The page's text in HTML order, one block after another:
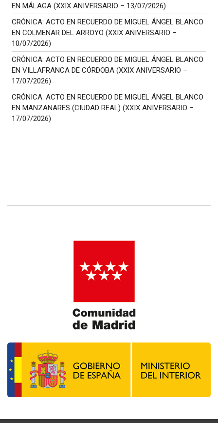
EN MÁLAGA (XXIX ANIVERSARIO – 13/07/2026)
CRÓNICA: ACTO EN RECUERDO DE MIGUEL ÁNGEL BLANCO
EN COLMENAR DEL ARROYO (XXIX ANIVERSARIO –
10/07/2026)
CRÓNICA: ACTO EN RECUERDO DE MIGUEL ÁNGEL BLANCO
EN VILLAFRANCA DE CÓRDOBA (XXIX ANIVERSARIO –
17/07/2026)
CRÓNICA: ACTO EN RECUERDO DE MIGUEL ÁNGEL BLANCO
EN MANZANARES (CIUDAD REAL) (XXIX ANIVERSARIO –
17/07/2026)